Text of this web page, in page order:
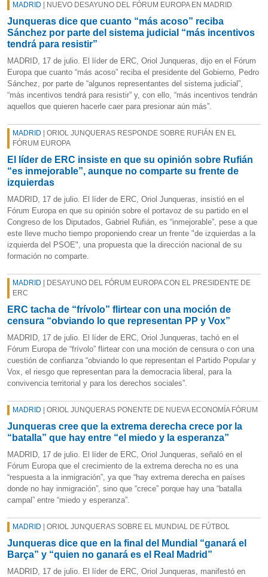
MADRID | NUEVO DESAYUNO DEL FÓRUM EUROPA EN MADRID
Junqueras dice que cuanto “más acoso” reciba
Sánchez por parte del sistema judicial “más incentivos
tendrá para resistir”
MADRID, 17 de julio. El líder de ERC, Oriol Junqueras, dijo en el Fórum
Europa que cuanto “más acoso” reciba el presidente del Gobierno, Pedro
Sánchez, por parte de “algunos representantes del sistema judicial”,
“más incentivos tendrá para resistir” y, con ello, “más incentivos tendrán
aquellos que quieren hacerle caer para presionar aún más”.
MADRID | ORIOL JUNQUERAS RESPONDE SOBRE RUFIÁN EN EL
FÓRUM EUROPA
El líder de ERC insiste en que su opinión sobre Rufián
“es inmejorable”, aunque no comparte su frente de
izquierdas
MADRID, 17 de julio. El líder de ERC, Oriol Junqueras, insistió en el
Fórum Europa en que su opinión sobre el portavoz de su partido en el
Congreso de los Diputados, Gabriel Rufián, es “inmejorable”, pese a que
este lleve mucho tiempo proponiendo crear un frente "de izquierdas a la
izquierda del PSOE", una propuesta que la dirección nacional de su
formación no comparte.
MADRID | DESAYUNO DEL FÓRUM EUROPA CON EL PRESIDENTE DE
ERC
ERC tacha de “frívolo” flirtear con una moción de
censura “obviando lo que representan PP y Vox”
MADRID, 17 de julio. El líder de ERC, Oriol Junqueras, tachó en el
Fórum Europa de “frívolo” flirtear con una moción de censura o con una
cuestión de confianza “obviando lo que representan el Partido Popular y
Vox, el riesgo que representan para la democracia liberal, para la
convivencia territorial y para los derechos sociales”.
MADRID | ORIOL JUNQUERAS PONENTE DE NUEVA ECONOMÍA FÓRUM
Junqueras cree que la extrema derecha crece por la
“batalla” que hay entre “el miedo y la esperanza”
MADRID, 17 de julio. El líder de ERC, Oriol Junqueras, señaló en el
Fórum Europa que el crecimiento de la extrema derecha no es una
“respuesta a la inmigración”, ya que “hay extrema derecha en países
donde no hay inmigración”, sino que “crece” porque hay una “batalla
campal” entre “miedo y esperanza”.
MADRID | ORIOL JUNQUERAS SOBRE EL MUNDIAL DE FÚTBOL
Junqueras dice que en la final del Mundial “ganará el
Barça” y “quien no ganará es el Real Madrid”
MADRID, 17 de julio. El líder de ERC, Oriol Junqueras, manifestó en